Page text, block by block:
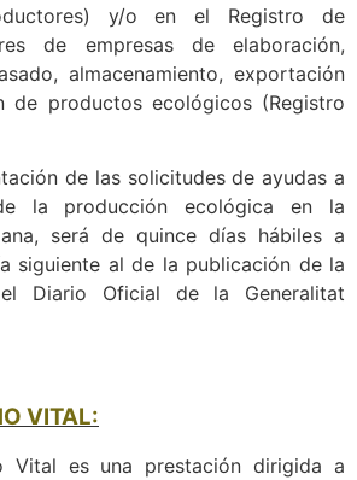
y/o en el Registro de
de empresas de elaboración,
almacenamiento, exportación
de productos ecológicos (Registro
de las solicitudes de ayudas a
la producción ecológica en la
será de quince días hábiles a
siguiente al de la publicación de la
Diario Oficial de la Generalitat
VITAL:
Vital es una prestación dirigida a